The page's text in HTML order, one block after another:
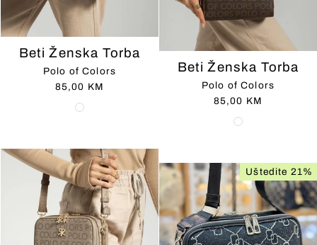
Beti Ženska Torba
Polo of Colors
85,00 KM
Beti Ženska Torba
Polo of Colors
85,00 KM
Uštedite 21%